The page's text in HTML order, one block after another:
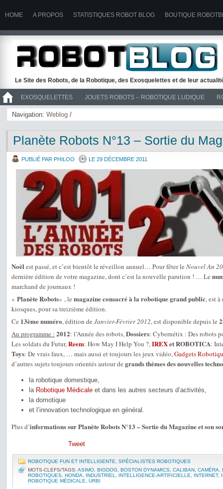
HOME A PROPOS STATISTIQUES ROBOT BLOG BOUTIQUE
Le Site des Robots, de la Robotique, des Exosquelettes et de leur
EXOSQUELETTES JOUETS ROBOTS – ROBOTIQUE LUDIQUE
>> ROBOTS
Navigation: Weblog /
Planète Robots N°13 – Sortie du
PUBLIÉ PAR PHILOO LE 29 DÉCEMBRE 2011
Noël est passé, et c’est bientôt le réveillon annuel… Pour fêter le Nouvel An
dernière édition de votre magazine, dont c’est la nouvelle parution ! … Le
marchand de journaux !
« Planète Robots« , le magazine consacré à la robotique grand public, est
kiosques, pour sa treizième édition.
Ce 13ème numéro, édition de Janvier-Février 2012, est disponible depuis le
Au programme : 2012: l’Année des robots,Dossiers: Cybernétix : Des robots
Les soldats du Futur,Reem: How May I Help You ?,IREXet ROBOTICA:
Toys: De vrais faux, … mais aussi et toujours les jeux vidéo,Gadgets
d’autres sujets toujours orientés autour de grands thèmes des nouvelles
la robotique domestique,
la Robotique Médicale et dans les autres secteurs d’activités,
la domotique
et l’innovation technologique en général.
Plus d’informations sur Planète Robots N°13 – Sortie du Magazine et son
Tweet
ROBOTIQUE FUN ET INTELLIGENTE
SPÉCIALISTES ROBOTIQUES
MOTS-CLEFS/TAGS: ASIMO BIGDOG BOSTON DYNAMICS CALIBAN CAMÉRA
ROBOTIQUES HONDA INDUSTRIEL INTELLIGENCE-ARTIFICIELLE INTERNET,
ROBOTIQUE MÉDICALE
URBI